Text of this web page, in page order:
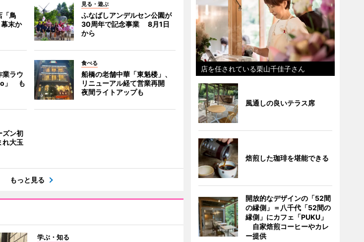
「鳥
末か
見る・遊ぶ
ふなばしアンデルセン公園が
30周年で記念事業 8月1日
から
業ラウ
」 も
食べる
船橋の老舗中華「東魁楼」、
リニューアル経て営業再開
夜間ライトアップも
ズン初
大玉
もっと見る
学ぶ・知る
店を任されている栗山千佳子さん
風通しの良いテラス席
焙煎した珈琲を堪能できる
開放的なデザインの「52間
の縁側」＝八千代「52間の
縁側」にカフェ「PUKU」
自家焙煎コーヒーやカレ
ー提供